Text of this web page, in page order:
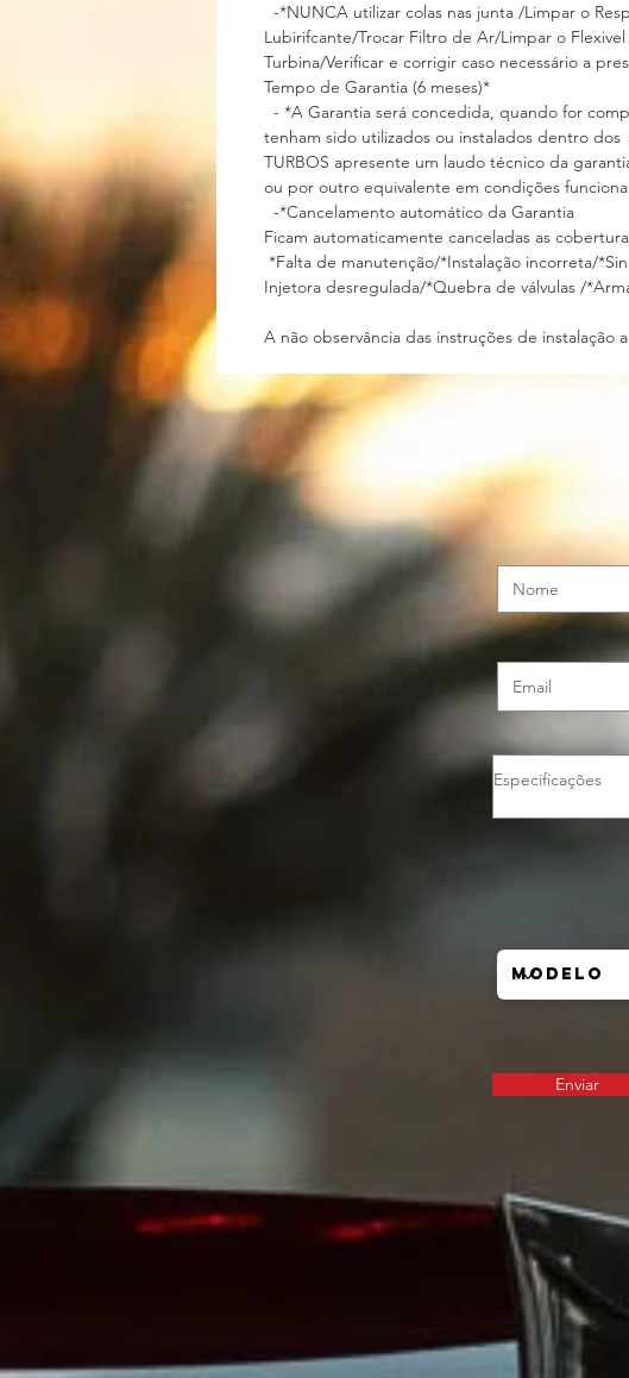
-*NUNCA utilizar colas nas junta /Limpar o
Lubirifcante/Trocar Filtro de Ar/Limpar o
Turbina/Verificar e corrigir caso necessário a
Tempo de Garantia (6 meses)*
- *A Garantia será concedida, quando for
tenham sido utilizados ou instalados dentro
TURBOS apresente um laudo técnico da
ou por outro equivalente em condições
-*Cancelamento automático da Garantia
Ficam automaticamente canceladas as
*Falta de manutenção/*Instalação incorreta/
Injetora desregulada/*Quebra de válvulas /
A não observância das instruções de instalação
Enviar